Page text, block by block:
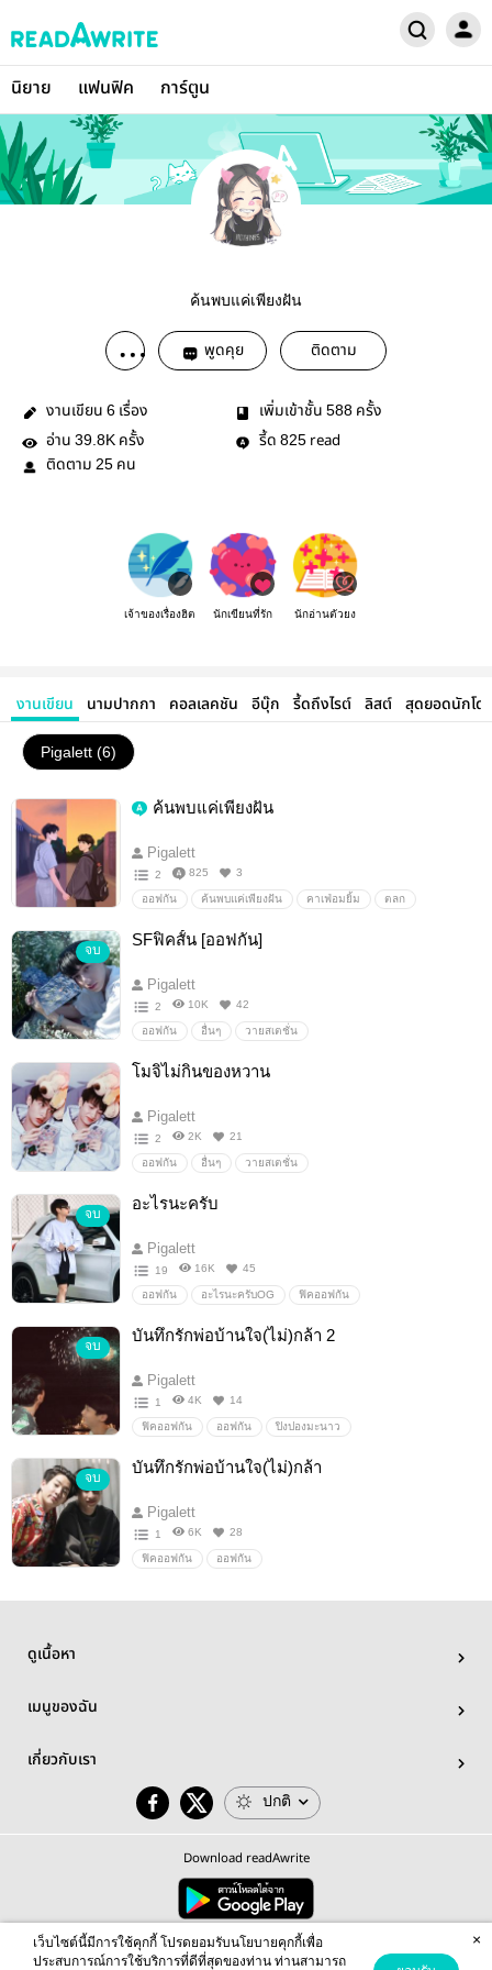
นิยาย แฟนฟิค การ์ตูน
ค้นพบแค่เพียงฝัน
พูดคุย ติดตาม
งานเขียน 6 เรื่อง เพิ่มเข้าชั้น 588 ครั้ง
อ่าน 39.8K ครั้ง รี้ด 825 read
ติดตาม 25 คน
เจ้าของเรื่องฮิต นักเขียนที่รัก นักอ่านตัวยง
งานเขียน นามปากกา คอลเลคชัน อีบุ๊ก รี้ดถึงไรต์ ลิสต์ สุดยอดนักโด
Pigalett (6)
ค้นพบแค่เพียงฝัน
Pigalett
2 825 3
ออฟกัน ค้นพบแค่เพียงฝัน คาเฟ่อมยิ้ม ตลก
จบ
SFฟิคสั้น [ออฟกัน]
Pigalett
2 10K 42
ออฟกัน อื่นๆ วายสเตชั่น
โมจิไม่กินของหวาน
Pigalett
2 2K 21
ออฟกัน อื่นๆ วายสเตชั่น
จบ
อะไรนะครับ
Pigalett
19 16K 45
ออฟกัน อะไรนะครับOG ฟิคออฟกัน
จบ
บันทึกรักพ่อบ้านใจ(ไม่)กล้า 2
Pigalett
1 4K 14
ฟิคออฟกัน ออฟกัน ปิงปองมะนาว
จบ
บันทึกรักพ่อบ้านใจ(ไม่)กล้า
Pigalett
1 6K 28
ฟิคออฟกัน ออฟกัน
ดูเนื้อหา
เมนูของฉัน
เกี่ยวกับเรา
ปกติ
Download readAwrite
© 2026 readAwrite.com by MEB Corporation Public Company Limited
This site is protected by reCAPTCHA and the Google Privacy Policy Terms of Serviceapply.
เว็บไซต์นี้มีการใช้คุกกี้ โปรดยอมรับนโยบายคุกกี้เพื่อ
ประสบการณ์การใช้บริการที่ดีที่สุดของท่าน ท่านสามารถ
×